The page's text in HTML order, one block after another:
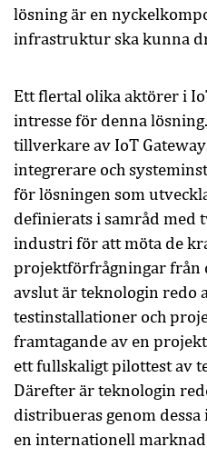
lösning är en
infrastruktur ska kunna
Ett flertal olika aktörer i
intresse för denna
tillverkare av IoT
integrerare och
för lösningen som
definierats i samråd med
industri för att möta de
projektförfrågningar från
avslut är teknologin redo
testinstallationer och
framtagande av en
ett fullskaligt pilottest av
Därefter är teknologin
distribueras genom
en internationell